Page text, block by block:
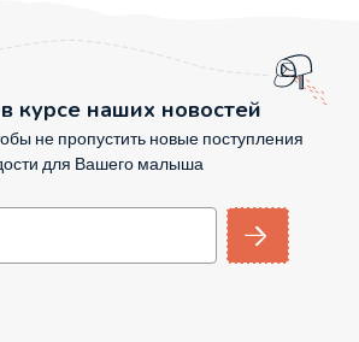
курсе наших новостей
не пропустить новые поступления
для Вашего малыша